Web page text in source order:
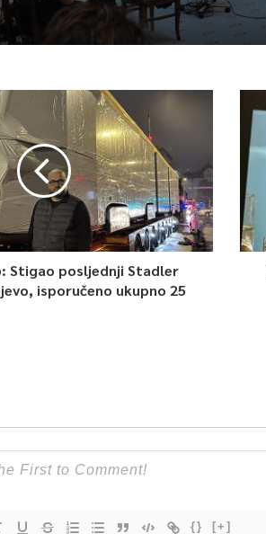
Stigao posljednji Stadler
isporučeno ukupno 25
{} [+]